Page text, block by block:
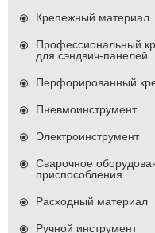
Крепежный материал
Профессиональный
для сэндвич-панелей
Перфорированный
Пневмоинструмент
Электроинструмент
Сварочное
приспособления
Расходный материал
Ручной инструмент